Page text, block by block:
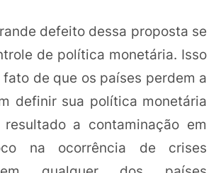
defeito dessa proposta se
de política monetária. Isso
de que os países perdem a
definir sua política monetária
a contaminação em
na ocorrência de crises